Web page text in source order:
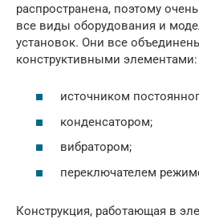
распространена, поэтому
все виды оборудования и
установок. Они все
конструктивными элементами:
источником
конденсатором;
вибратором;
переключателем
Конструкция, работающая в